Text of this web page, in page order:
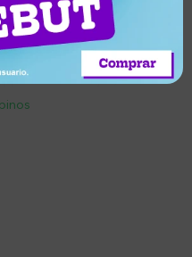
Convención
/ Sábados 9:30 a 14:00
- Solo Mensajes)